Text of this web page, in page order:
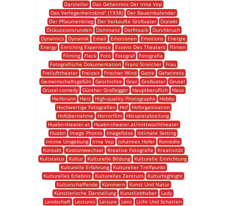
Darsteller
Das Geheimnis Der Irma Vep
Das Verlegenheitskind“ (1938)
Der Bauernkalender
Der Pflaumenkrieg
Der Verkaufte Großvater
Dialekt
Diskussionsrunden
Dominanz Dorfmusik
Durchbruch
Dynamics
Dynamik Email Emotionen Emotions
Energie
Energy
Enriching Experience Essenz Des Theaters
Filmen
Filming
Fleck Foto Fotograf
Fotografie
Fotografische Dokumentation
Franz Streicher
Frau
Freilufttheater
Freizeit Frischer Wind Gatte
Geheimnis
Gemeinschaftsgefühl
Geschichte Graz Großvater Grusel
Grusel-comedy
Günther Großegger Hauptberuflich
Haus
Heilbrunn
Herz High-quality Photographs
Hobby
Hochwertige Fotografien
Hof
Hoforganisation
Hofübernahme
Horrorfilm
Hörspielabteilung
Huabn-theater.at
Huabn-theater.at/mittwochtheater
Huabn
Image Photos Imagefotos
Intimate Setting
Intime Umgebung
Irma Vep Johannes Hofer
Komödie
Kontakt
Kostümwechsel Kreative Fotografie
Kreativität
Kultstatus
Kultur Kulturelle Bildung
Kulturelle Einrichtung
Kulturelle Erfahrung
Kultureller Treffpunkt
Kulturelles Erlebnis
Kulturelles Zentrum
Kulturhighlight
Kulturschaffende
Kümmern
Kunst Und Natur
Künstlerische Darstellung
Kunstliebhaber
Lady
Landschaft
Lectures Leisure Lenz
Licht Und Schatten